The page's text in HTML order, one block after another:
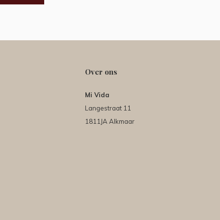
Over ons
Mi Vida
Langestraat 11
1811JA Alkmaar